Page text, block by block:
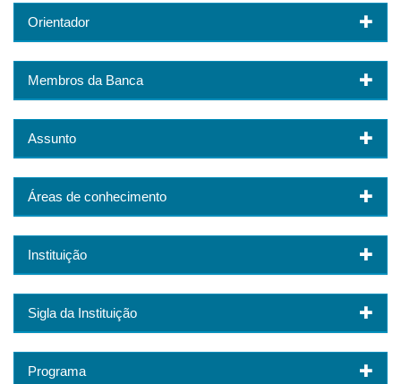
Orientador
Membros da Banca
Assunto
Áreas de conhecimento
Instituição
Sigla da Instituição
Programa